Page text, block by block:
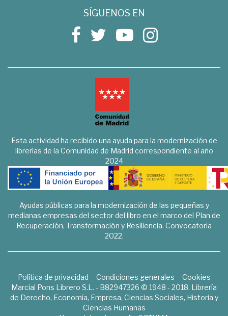
SÍGUENOS EN
Esta actividad ha recibido una ayuda para la modernización de
librerías de la Comunidad de Madrid correspondiente al año
2024
Ayudas públicas para la modernización de las pequeñas y
medianas empresas del sector del libro en el marco del Plan de
Recuperación, Transformación y Resiliencia. Convocatoria
2022.
Política de privacidad Condiciones generales
Cookies
Marcial Pons Librero S.L. - B82947326 © 1948 - 2018. Librería
de Derecho, Economía, Empresa, Ciencias Sociales, Historia y
Ciencias Humanas